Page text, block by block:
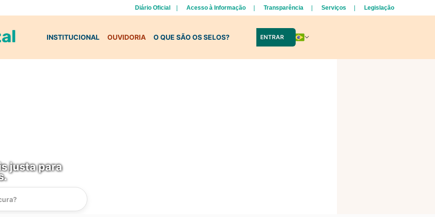
Diário Oficial Acesso à Informação Transparência Serviços Legislação
INSTITUCIONAL OUVIDORIA O QUE SÃO OS SELOS? ENTRAR
justa para